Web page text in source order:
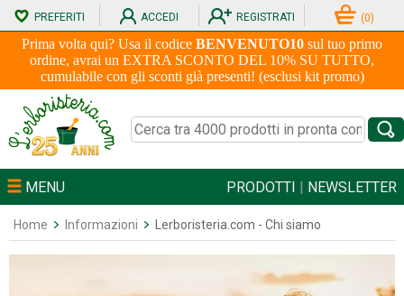
Prima volta qui? Usa il codice BENVENUTO10 sul tuo primo
ordine, avrai un EXTRA SCONTO DEL 10% SU TUTTO,
cumulabile con gli sconti già presenti! (esclusi kit promo)
PREFERITI ACCEDI REGISTRATI (0)
MENU PRODOTTI | NEWSLETTER
Home Informazioni Lerboristeria.com - Chi siamo